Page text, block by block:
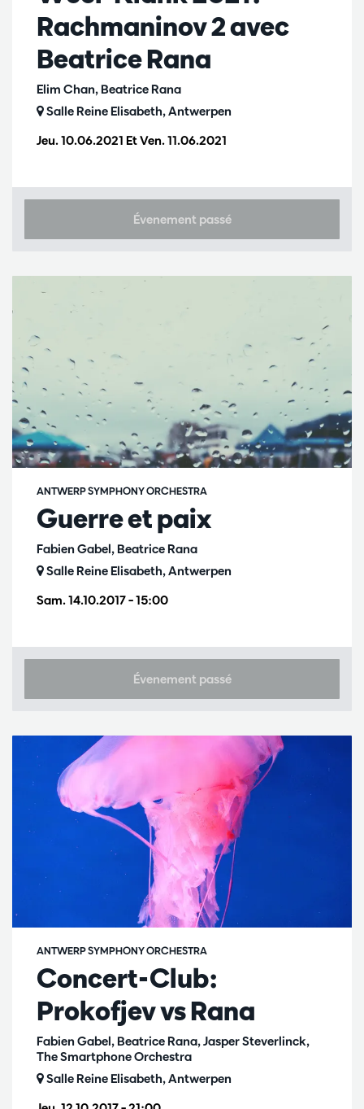
Rachmaninov 2 avec
Beatrice Rana
Elim Chan, Beatrice Rana
Jeu. 10.06.2021 EtVen. 11.06.2021
Salle Reine Elisabeth, Antwerpen
Évenement passé
Guerre et paix
Fabien Gabel, Beatrice Rana
ANTWERP SYMPHONY ORCHESTRA
Sam. 14.10.2017– 15:00
Salle Reine Elisabeth, Antwerpen
Évenement passé
Concert-Club:
Prokofjev vs Rana
Fabien Gabel, Beatrice Rana, Jasper Steverlinck,
The Smartphone Orchestra
ANTWERP SYMPHONY ORCHESTRA
Salle Reine Elisabeth, Antwerpen